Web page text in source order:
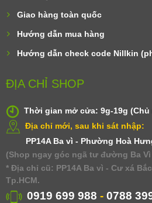
Giao hàng toàn quốc
Hướng dẫn mua hàng
Hướng dẫn check code Nillkin
ĐỊA CHỈ SHOP
Thời gian mở cửa: 9g-19g
Địa chỉ mới, sau khi sát nhập:
PP14A Ba vì - Phường Hoà
(Shop ngay góc ngã tư đường Ba
* Địa chỉ cũ: PP14A Ba vì - Cư xá Bắc
Tp.HCM.
0919 699 988 - 0788